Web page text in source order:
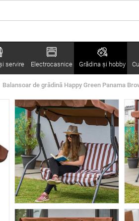
servire Electrocasnice Grădina şi hobby
Balansoar de grădină Happy Green Panama